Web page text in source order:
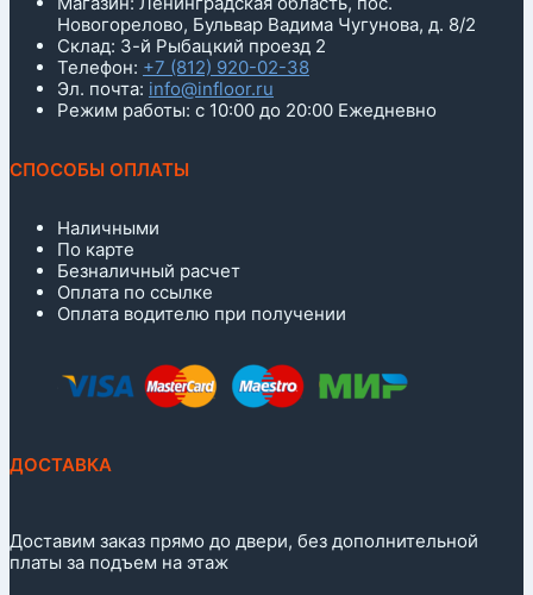
Новогорелово, Бульвар Вадима Чугунова, д. 8/2
Склад: 3-й Рыбацкий проезд 2
Телефон: +7 (812) 920-02-38
Эл. почта: info@infloor.ru
Режим работы: с 10:00 до 20:00 Ежедневно
СПОСОБЫ ОПЛАТЫ
Наличными
По карте
Безналичный расчет
Оплата по ссылке
Оплата водителю при получении
ДОСТАВКА
Доставим заказ прямо до двери, без дополнительной
платы за подъем на этаж